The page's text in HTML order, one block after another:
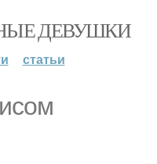
ДЕВУШКИ
статьи